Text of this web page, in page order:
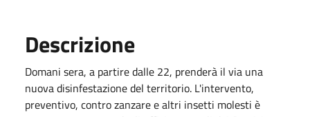
Descrizione
Domani sera, a partire dalle 22, prenderà il via una
nuova disinfestazione del territorio. L'intervento,
preventivo, contro zanzare e altri insetti molesti è